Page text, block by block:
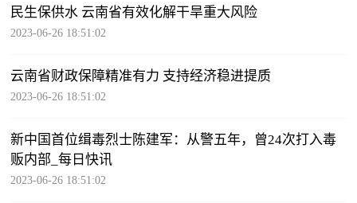
民生保供水 云南省有效化解干旱重大风险
2023-06-26 18:51:02
云南省财政保障精准有力 支持经济稳进提质
2023-06-26 18:51:02
新中国首位缉毒烈士陈建军：从警五年，曾24次打入毒
贩内部_每日快讯
2023-06-26 18:51:02